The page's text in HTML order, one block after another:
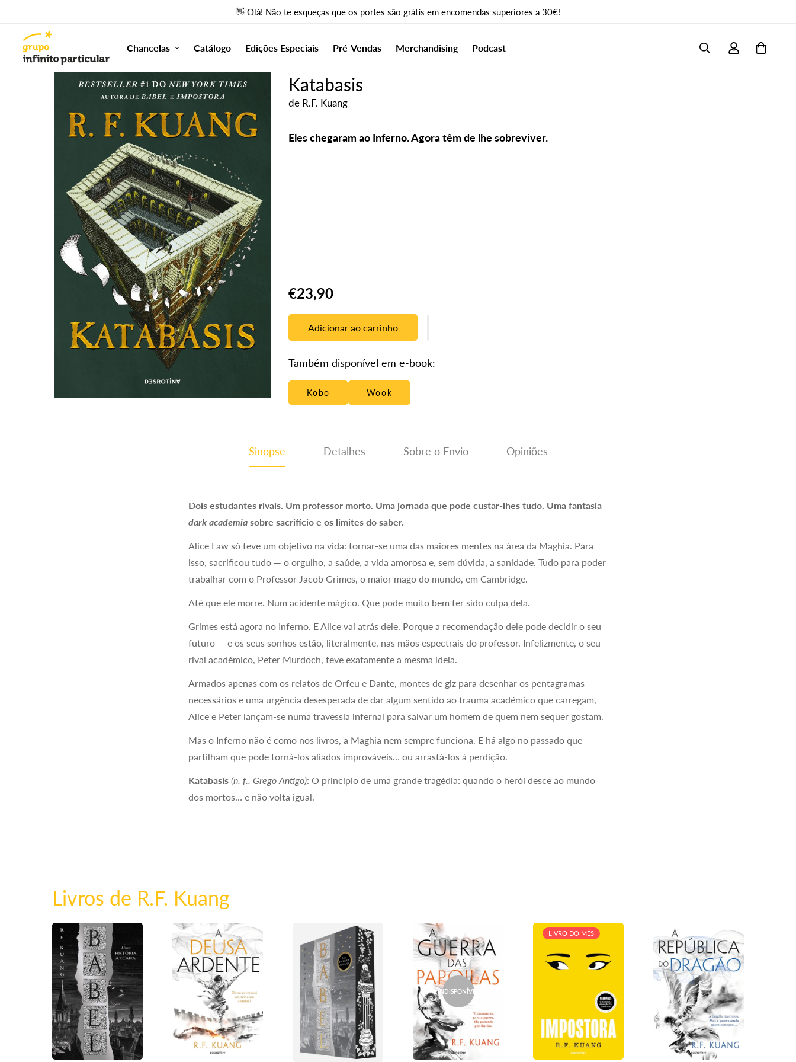
👋 Olá! Não te esqueças que os portes são grátis em encomendas superiores a 30€!
Chancelas Catálogo Edições Especiais Pré-Vendas Merchandising Podcast
Katabasis
de R.F. Kuang
Eles chegaram ao Inferno. Agora têm de lhe sobreviver.
Translation
missing:
pt-
PT.products.product.price.regular_price
€23,90
Adicionar ao carrinho
Também disponível em e-book:
Kobo Wook
Sinopse Detalhes Sobre o Envio Opiniões
Dois estudantes rivais. Um professor morto. Uma jornada que pode custar-lhes tudo. Uma fantasia
dark academia sobre sacrifício e os limites do saber.
Alice Law só teve um objetivo na vida: tornar-se uma das maiores mentes na área da Maghia. Para
isso, sacrificou tudo — o orgulho, a saúde, a vida amorosa e, sem dúvida, a sanidade. Tudo para poder
trabalhar com o Professor Jacob Grimes, o maior mago do mundo, em Cambridge.
Até que ele morre. Num acidente mágico. Que pode muito bem ter sido culpa dela.
Grimes está agora no Inferno. E Alice vai atrás dele. Porque a recomendação dele pode decidir o seu
futuro — e os seus sonhos estão, literalmente, nas mãos espectrais do professor. Infelizmente, o seu
rival académico, Peter Murdoch, teve exatamente a mesma ideia.
Armados apenas com os relatos de Orfeu e Dante, montes de giz para desenhar os pentagramas
necessários e uma urgência desesperada de dar algum sentido ao trauma académico que carregam,
Alice e Peter lançam-se numa travessia infernal para salvar um homem de quem nem sequer gostam.
Mas o Inferno não é como nos livros, a Maghia nem sempre funciona. E há algo no passado que
partilham que pode torná-los aliados improváveis… ou arrastá-los à perdição.
Katabasis (n. f., Grego Antigo): O princípio de uma grande tragédia: quando o herói desce ao mundo
dos mortos… e não volta igual.
Livros de R.F. Kuang
INDISPONÍVEL
LIVRO DO MÊS